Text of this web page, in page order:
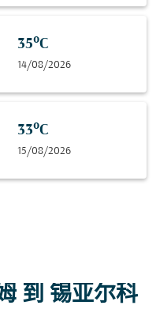
35°C
14/08/2026
33°C
15/08/2026
到 锡亚尔科